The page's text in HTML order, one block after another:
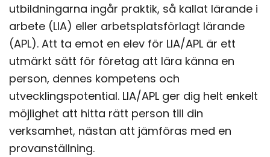
utbildningarna ingår praktik, så kallat lärande i
arbete (LIA) eller arbetsplatsförlagt lärande
(APL). Att ta emot en elev för LIA/APL är ett
utmärkt sätt för företag att lära känna en
person, dennes kompetens och
utvecklingspotential. LIA/APL ger dig helt enkelt
möjlighet att hitta rätt person till din
verksamhet, nästan att jämföras med en
provanställning.